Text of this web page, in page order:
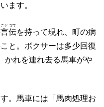
ます。
言伝
ことづて
を持って現れ、町の病
と。ボクサーは多少回復
かれを連れ去る馬車がや
。馬車には「馬肉処理お